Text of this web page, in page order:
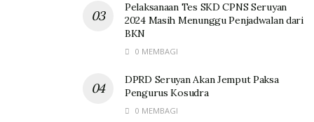
Pelaksanaan Tes SKD CPNS Seruyan
2024 Masih Menunggu Penjadwalan dari
BKN
0 MEMBAGI
DPRD Seruyan Akan Jemput Paksa
Pengurus Kosudra
0 MEMBAGI